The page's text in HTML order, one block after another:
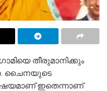
തീരുമാനിക്കും
ചൈനയുടെ
ഇതെന്നാണ്